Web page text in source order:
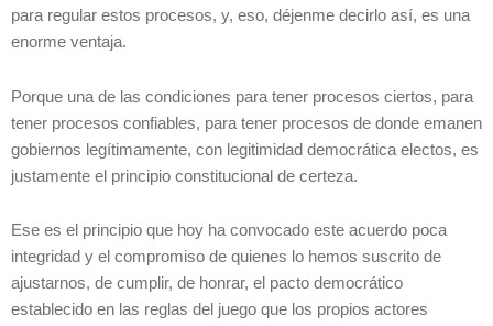
para regular estos procesos, y, eso, déjenme decirlo así, es una
enorme ventaja.
Porque una de las condiciones para tener procesos ciertos, para
tener procesos confiables, para tener procesos de donde emanen
gobiernos legítimamente, con legitimidad democrática electos, es
justamente el principio constitucional de certeza.
Ese es el principio que hoy ha convocado este acuerdo poca
integridad y el compromiso de quienes lo hemos suscrito de
ajustarnos, de cumplir, de honrar, el pacto democrático
establecido en las reglas del juego que los propios actores